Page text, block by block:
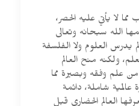
لا يأتي عليه الحصر،
الله سبحانه وتعالى
يدرس العلوم ولا الفلسفة
ولكنه منح العالم
علم وفقه وبصيرة مما
عالمية شاملة، دائمة
العالم الحضاري قبل